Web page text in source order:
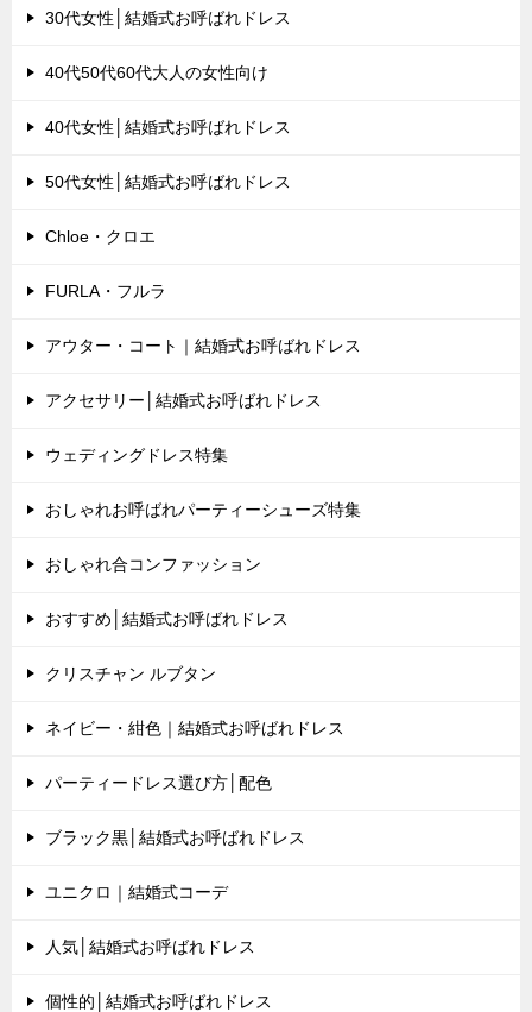
30代女性│結婚式お呼ばれドレス
40代50代60代大人の女性向け
40代女性│結婚式お呼ばれドレス
50代女性│結婚式お呼ばれドレス
Chloe・クロエ
FURLA・フルラ
アウター・コート｜結婚式お呼ばれドレス
アクセサリー│結婚式お呼ばれドレス
ウェディングドレス特集
おしゃれお呼ばれパーティーシューズ特集
おしゃれ合コンファッション
おすすめ│結婚式お呼ばれドレス
クリスチャン ルブタン
ネイビー・紺色｜結婚式お呼ばれドレス
パーティードレス選び方│配色
ブラック黒│結婚式お呼ばれドレス
ユニクロ｜結婚式コーデ
人気│結婚式お呼ばれドレス
個性的│結婚式お呼ばれドレス